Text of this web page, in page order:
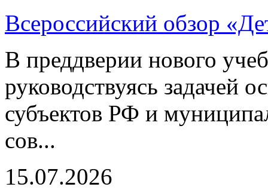
Всероссийский обзор
В преддверии нового
руководствуясь задачей
субъектов РФ и
сов...
15.07.2026